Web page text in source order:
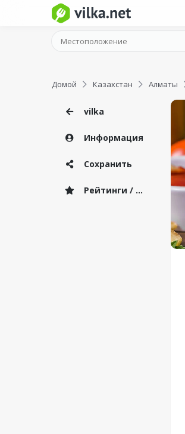
Домой Казахстан Алматы
vilka
Информация
Сохранить
Рейтинги / Отзывы